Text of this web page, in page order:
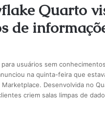
Quarto
de
usuários sem
na quinta-feira que
Desenvolvida no
criem salas limpas de